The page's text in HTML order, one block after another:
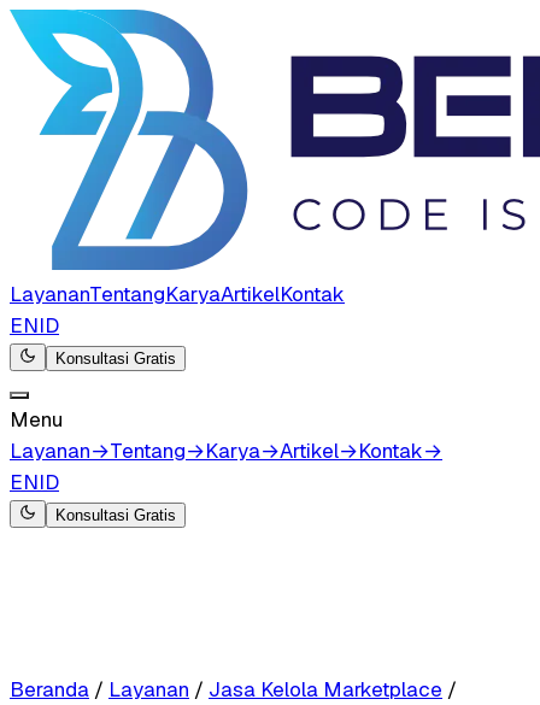
LayananTentangKaryaArtikelKontak
ENID
Konsultasi Gratis
Menu
Layanan→Tentang→Karya→Artikel→Kontak→
ENID
Konsultasi Gratis
Beranda / Layanan / Jasa Kelola Marketplace /